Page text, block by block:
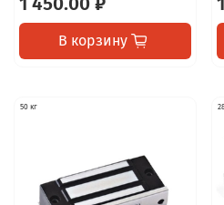
В корзину
50 кг